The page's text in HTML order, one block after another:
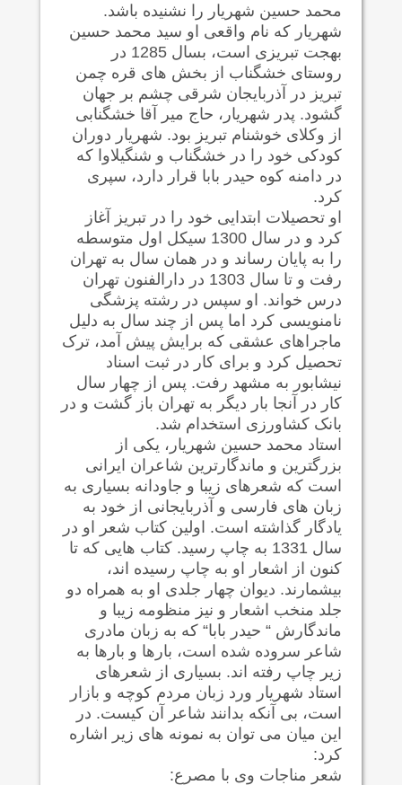
محمد حسین شهریار را نشنیده باشد.
شهریار که نام واقعی او سید محمد حسین
بهجت تبریزی است، بسال 1285 در
روستای خشگناب از بخش های قره چمن
تبریز در آذربایجان شرقی چشم بر جهان
گشود. پدر شهریار، حاج میر آقا خشگنابی
از وکلای خوشنام تبریز بود. شهریار دوران
کودکی خود را در خشگناب و شنگیلاوا که
در دامنه کوه حیدر بابا قرار دارد، سپری
کرد.
او تحصیلات ابتدایی خود را در تبریز آغاز
کرد و در سال 1300 سیکل اول متوسطه
را به پایان رساند و در همان سال به تهران
رفت و تا سال 1303 در دارالفنون تهران
درس خواند. او سپس در رشته پزشگی
نامنویسی کرد اما پس از چند سال به دلیل
ماجراهای عشقی که برایش پیش آمد، ترک
تحصیل کرد و برای کار در ثبت اسناد
نیشابور به مشهد رفت. پس از چهار سال
کار در آنجا بار دیگر به تهران باز گشت و در
بانک کشاورزی استخدام شد.
استاد محمد حسین شهریار، یکی از
بزرگترین و ماندگارترین شاعران ایرانی
است که شعرهای زیبا و جاودانه بسیاری به
زبان های فارسی و آذربایجانی از خود به
یادگار گذاشته است. اولین کتاب شعر او در
سال 1331 به چاپ رسید. کتاب هایی که تا
کنون از اشعار او به چاپ رسیده اند،
بیشمارند. دیوان چهار جلدی او به همراه دو
جلد منخب اشعار و نیز منظومه زیبا و
ماندگارش “ حیدر بابا“ که به زبان مادری
شاعر سروده شده است، بارها و بارها به
زیر چاپ رفته اند. بسیاری از شعرهای
استاد شهریار ورد زبان مردم کوچه و بازار
است، بی آنکه بدانند شاعر آن کیست. در
این میان می توان به نمونه های زیر اشاره
کرد:
شعر مناجات وی با مصرع: